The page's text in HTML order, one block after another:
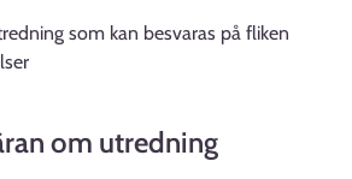
som kan besvaras på fliken
om utredning